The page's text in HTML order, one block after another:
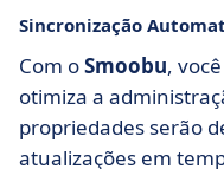
Sincronização
Com oSmoobu,
otimiza a
propriedades serão
atualizações em